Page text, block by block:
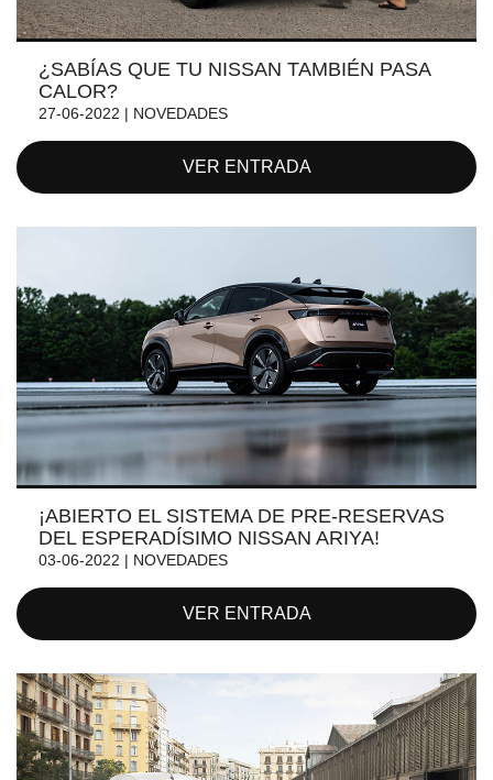
¿SABÍAS QUE TU NISSAN TAMBIÉN PASA
CALOR?
27-06-2022 | NOVEDADES
VER ENTRADA
¡ABIERTO EL SISTEMA DE PRE-RESERVAS
DEL ESPERADÍSIMO NISSAN ARIYA!
03-06-2022 | NOVEDADES
VER ENTRADA